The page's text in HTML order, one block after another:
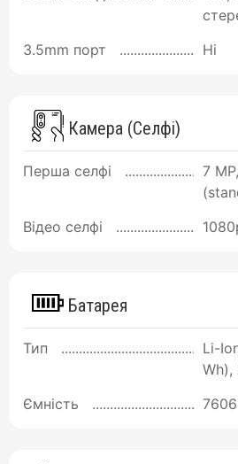
3.5mm порт
Ні
Камера (Селфі)
Перша селфі
7
Відео селфі
Батарея
Тип
Li-
Wh),
Ємність